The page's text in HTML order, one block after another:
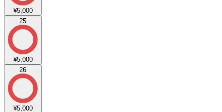
¥5,000
25
¥5,000
26
¥5,000